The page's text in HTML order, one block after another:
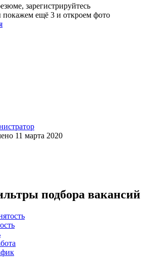
зарегистрируйтесь
покажем ещё 3 и откроем фото
11 марта 2020
подбора вакансий